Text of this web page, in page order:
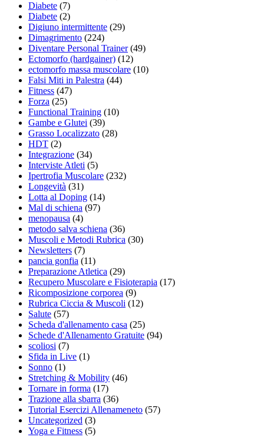
Diabete (7)
Diabete (2)
Digiuno intermittente (29)
Dimagrimento (224)
Diventare Personal Trainer(49)
Ectomorfo (hardgainer) (12)
ectomorfo massa muscolare (10)
Falsi Miti in Palestra (44)
Fitness (47)
Forza (25)
Functional Training (10)
Gambe e Glutei (39)
Grasso Localizzato (28)
HDT (2)
Integrazione (34)
Interviste Atleti (5)
Ipertrofia Muscolare (232)
Longevità (31)
Lotta al Doping (14)
Mal di schiena (97)
menopausa (4)
metodo salva schiena (36)
Muscoli e Metodi Rubrica (30)
Newsletters (7)
pancia gonfia (11)
Preparazione Atletica (29)
Recupero Muscolare e Fisioterapia (17)
Ricomposizione corporea (9)
Rubrica Ciccia & Muscoli (12)
Salute (57)
Scheda d'allenamento casa (25)
Schede d'Allenamento Gratuite (94)
scoliosi (7)
Sfida in Live (1)
Sonno (1)
Stretching & Mobility (46)
Tornare in forma (17)
Trazione alla sbarra (36)
Tutorial Esercizi Allenameneto (57)
Uncategorized (3)
Yoga e Fitness (5)